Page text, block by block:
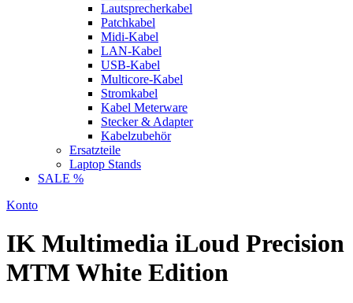
Lautsprecherkabel
Patchkabel
Midi-Kabel
LAN-Kabel
USB-Kabel
Multicore-Kabel
Stromkabel
Kabel Meterware
Stecker & Adapter
Kabelzubehör
Ersatzteile
Laptop Stands
SALE %
Konto
IK Multimedia iLoud Precision
MTM White Edition